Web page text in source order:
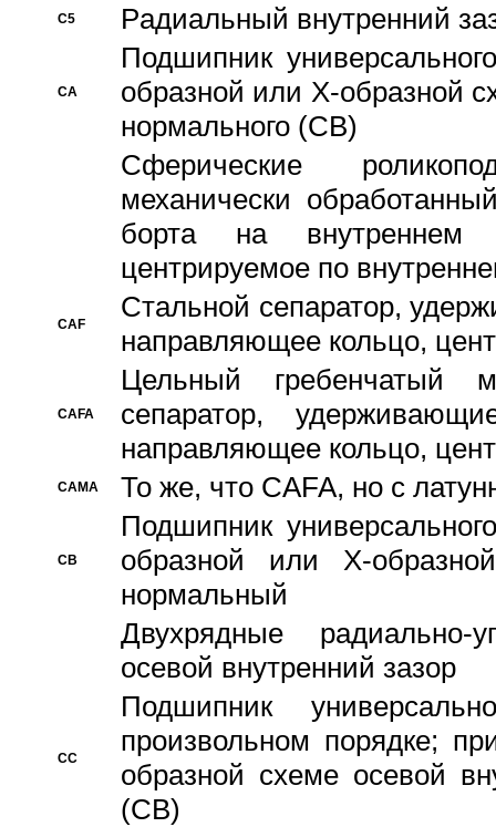
C5 Pадиальный внутренний
CA
Подшипник
образной или Х-образной
нормального (CB)
Сферические
механически
борта на внутреннем
центрируемое по
CAF
Стальной сепаратор,
направляющее кольцо,
CAFA
Цельный гребенчатый
сепаратор,
направляющее кольцо,
CAMA То же, что CAFA, но с
CB
Подшипник
образной или Х-
нормальный
Двухрядные радиально-
осевой внутренний зазор
CC
Подшипник
произвольном порядке;
образной схеме осевой
(CB)